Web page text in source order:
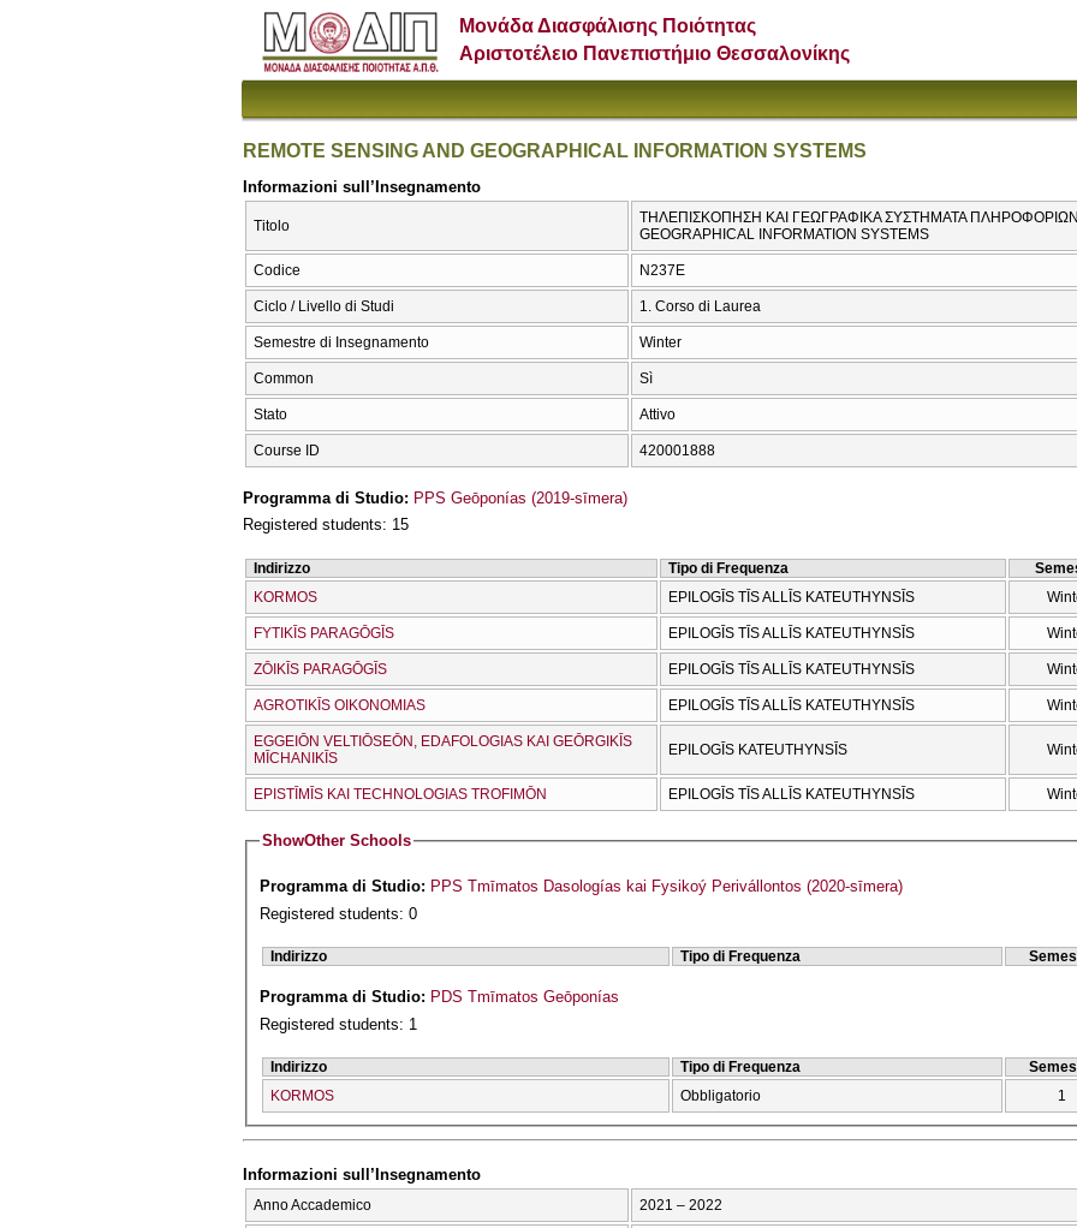
Μονάδα Διασφάλισης Ποιότητας
Αριστοτέλειο Πανεπιστήμιο Θεσσαλονίκης
REMOTE SENSING AND GEOGRAPHICAL INFORMATION SYSTEMS
Informazioni sull’Insegnamento
Titolo
ΤΗΛΕΠΙΣΚΟΠΗΣΗ ΚΑΙ ΓΕΩΓΡΑΦΙΚΑ ΣΥΣΤΗΜΑΤΑ ΠΛΗΡΟΦΟΡΙΩΝ /
GEOGRAPHICAL INFORMATION SYSTEMS
Codice Ν237Ε
Ciclo / Livello di Studi 1. Corso di Laurea
Semestre di Insegnamento Winter
Common Sì
Stato Attivo
Course ID 420001888
Programma di Studio: PPS Geōponías (2019-sīmera)
Registered students: 15
Indirizzo Tipo di Frequenza
KORMOS
EPILOGĪS TĪS ALLĪS KATEUTHYNSĪS
FYTIKĪS PARAGŌGĪS EPILOGĪS TĪS ALLĪS KATEUTHYNSĪS
ZŌIKĪS PARAGŌGĪS EPILOGĪS TĪS ALLĪS KATEUTHYNSĪS
AGROTIKĪS OIKONOMIAS EPILOGĪS TĪS ALLĪS KATEUTHYNSĪS
EGGEIŌN VELTIŌSEŌN, EDAFOLOGIAS KAI GEŌRGIKĪS
MĪCΗANIKĪS
EPILOGĪS KATEUTHYNSĪS
EPISTĪMĪS KAI TECΗNOLOGIAS TROFIMŌN EPILOGĪS TĪS ALLĪS KATEUTHYNSĪS
ShowOther Schools
Programma di Studio: PPS Tmīmatos Dasologías kai Fysikoý Perivállontos (2020-sīmera)
Registered students: 0
Indirizzo Tipo di Frequenza
Programma di Studio: PDS Tmīmatos Geōponías
Registered students: 1
Indirizzo Tipo di Frequenza
KORMOS
Obbligatorio 1
Informazioni sull’Insegnamento
Anno Accademico 2021 – 2022